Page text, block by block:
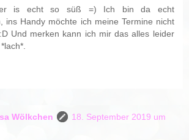
is echt so süß =) Ich bin da echt
ins Handy möchte ich meine Termine nicht
Und merken kann ich mir das alles leider
Wölkchen
18. September 2019 um